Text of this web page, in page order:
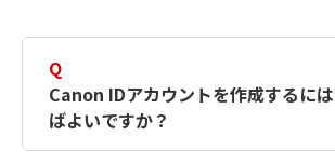
Q
Canon IDアカウントを作成するに
ばよいですか？